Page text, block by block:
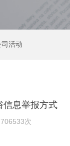
司活动
信息举报方式
次